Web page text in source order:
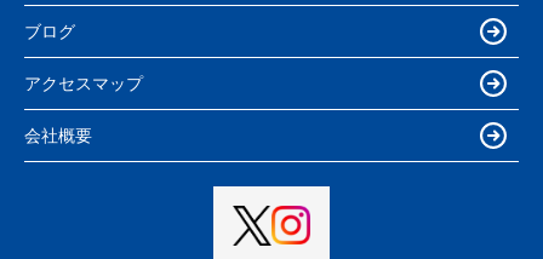
ブログ
アクセスマップ
会社概要